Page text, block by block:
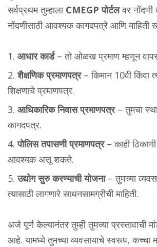
सर्वप्रथम तुम्हाला CMEGP पोर्टलवर नोंदणी
नोंदणीसाठी आवश्यक कागदपत्रे आणि माहिती
आधार कार्ड– तो ओळख प्रमाण म्हणून
शैक्षणिक प्रमाणपत्र– किमान 10वी किंवा
शिक्षणाचे प्रमाणपत्र.
आधिकारिक निवास प्रमाणपत्र– तुमचा
कागदपत्र.
पोलिस तपासणी प्रमाणपत्र– काही
आवश्यक असू शकते.
उद्योग सुरु करण्याची योजना– तुमच्या
त्यासाठी लागणारे साधनसामग्रीची माहिती.
अर्ज पूर्ण केल्यानंतर तुम्ही तुमच्या
आहे. यामध्ये तुमच्या व्यवसायाचे स्वरूप, कच्चा